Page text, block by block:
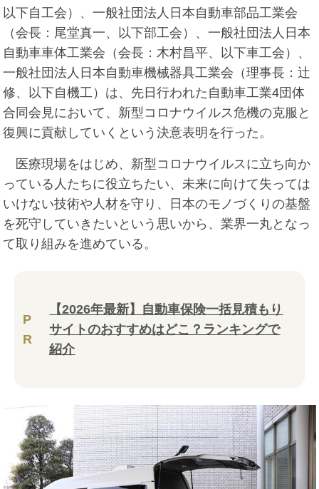
以下自工会）、一般社団法人日本自動車部品工業会
（会長：尾堂真一、以下部工会）、一般社団法人日本
自動車車体工業会（会長：木村昌平、以下車工会）、
一般社団法人日本自動車機械器具工業会（理事長：辻
修、以下自機工）は、先日行われた自動車工業4団体
合同会見において、新型コロナウイルス危機の克服と
復興に貢献していくという決意表明を行った。
医療現場をはじめ、新型コロナウイルスに立ち向か
っている人たちに役立ちたい、未来に向けて失っては
いけない技術や人材を守り、日本のモノづくりの基盤
を死守していきたいという思いから、業界一丸となっ
て取り組みを進めている。
P
R
【2026年最新】自動車保険一括見積もり
サイトのおすすめはどこ？ランキングで
紹介